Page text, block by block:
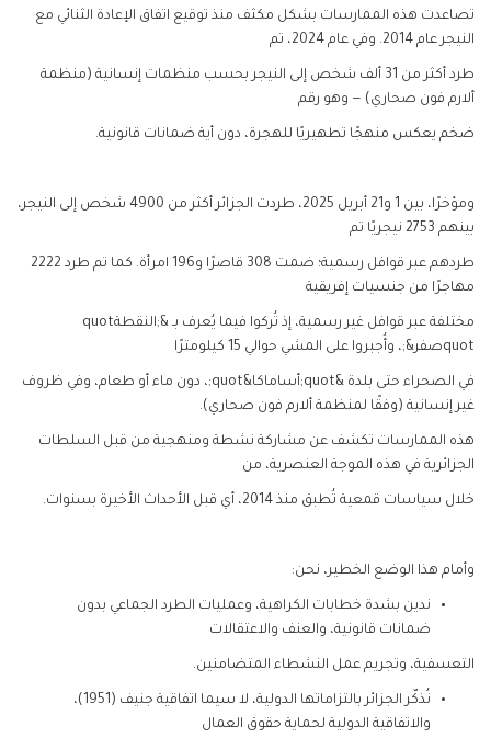
تصاعدت هذه الممارسات بشكل مكثف منذ توقيع اتفاق الإعادة الثنائي مع
النيجر عام 2014. وفي عام 2024، تم
طرد أكثر من 31 ألف شخص إلى النيجر بحسب منظمات إنسانية (منظمة
ألارم فون صحاري) — وهو رقم
ضخم يعكس منهجًا تطهيريًا للهجرة، دون أية ضمانات قانونية.
ومؤخرًا، بين 1 و21 أبريل 2025، طردت الجزائر أكثر من 4900 شخص إلى النيجر،
بينهم 2753 نيجريًا تم
طردهم عبر قوافل رسمية؛ ضمت 308 قاصرًا و196 امرأة. كما تم طرد 2222
مهاجرًا من جنسيات إفريقية
مختلفة عبر قوافل غير رسمية، إذ تُركوا فيما يُعرف بـ & quot;النقطة
صفر&quot ;، وأُجبروا على المشي حوالي 15 كيلومترًا
في الصحراء حتى بلدة & quot;أساماكا&quot
;، دون ماء أو طعام، وفي ظروف
غير إنسانية (وفقًا لمنظمة ألارم فون صحاري).
هذه الممارسات تكشف عن مشاركة نشطة ومنهجية من قبل السلطات
الجزائرية في هذه الموجة العنصرية، من
خلال سياسات قمعية تُطبق منذ 2014، أي قبل الأحداث الأخيرة بسنوات.
وأمام هذا الوضع الخطير، نحن:
ندين بشدة خطابات الكراهية، وعمليات الطرد الجماعي بدون
ضمانات قانونية، والعنف والاعتقالات
التعسفية، وتجريم عمل النشطاء المتضامنين.
نُذكّر الجزائر بالتزاماتها الدولية، لا سيما اتفاقية جنيف (1951)،
والاتفاقية الدولية لحماية حقوق العمال